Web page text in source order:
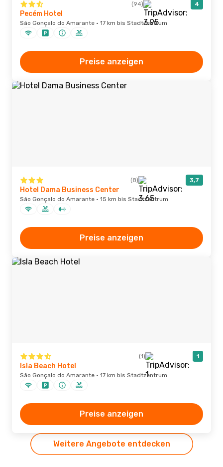
(94) 4
Pecém Hotel
São Gonçalo do Amarante · 17 km bis Stadtzentrum
Preise anzeigen
(8) 3,7
Hotel Dama Business Center
São Gonçalo do Amarante · 15 km bis Stadtzentrum
Preise anzeigen
(1) 1
Isla Beach Hotel
São Gonçalo do Amarante · 17 km bis Stadtzentrum
Preise anzeigen
Weitere Angebote entdecken